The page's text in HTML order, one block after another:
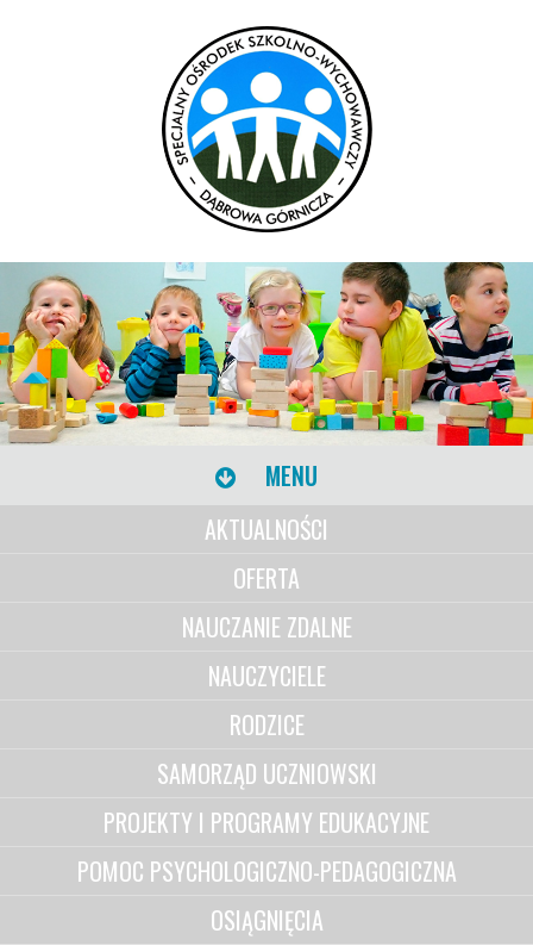
MENU
AKTUALNOŚCI
OFERTA
NAUCZANIE ZDALNE
NAUCZYCIELE
RODZICE
SAMORZĄD UCZNIOWSKI
PROJEKTY I PROGRAMY EDUKACYJNE
POMOC PSYCHOLOGICZNO-PEDAGOGICZNA
OSIĄGNIĘCIA